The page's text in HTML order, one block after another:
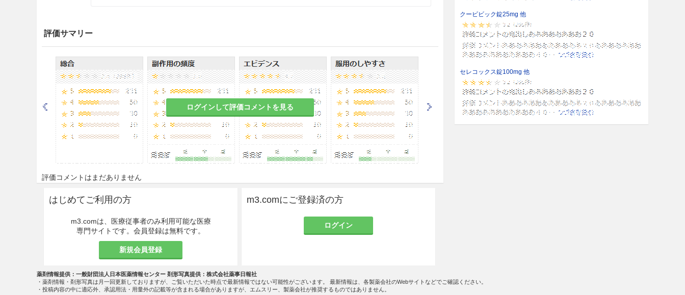
＜循環器領域の適応の重症・急性＞
イソクスプリン塩酸塩として通常成人1回5〜10mgを1日2〜3回筋肉内注射する。
＜子宮収縮の抑制＞
イソクスプリン塩酸塩として通常1回5〜10mgを1〜2時間ごとに筋肉内注射する。
＜月経困難症の重症＞
また、いずれの場合も症状がおさまったら経口投与に切り替えること。
注意事項
慎重投与
9.1 合併症・既往歴等のある患者
9.1.1 心悸亢進のある患者
評価サマリー
ログインして評価コメントを見る
評価コメントはまだありません
はじめてご利用の方
m3.comは、医療従事者のみ利用可能な医療
専門サイトです。会員登録は無料です。
新規会員登録
m3.comにご登録済の方
ログイン
クービビック錠25mg 他
セレコックス錠100mg 他
薬剤情報提供：一般財団法人日本医薬情報センター 剤形写真提供：株式会社薬事日報社
・薬剤情報・剤形写真は月一回更新しておりますが、ご覧いただいた時点で最新情報ではない可能性がございます。 最新情報は、各製薬会社のWebサイトなどでご確認ください。
・投稿内容の中に適応外、承認用法・用量外の記載等が含まれる場合がありますが、エムスリー、製薬会社が推奨するものではありません。